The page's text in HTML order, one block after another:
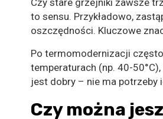
to sensu. Przykładowo,
oszczędności. Kluczowe
Po termomodernizacji
temperaturach (np. 40-
jest dobry – nie ma potrzeby
Czy można